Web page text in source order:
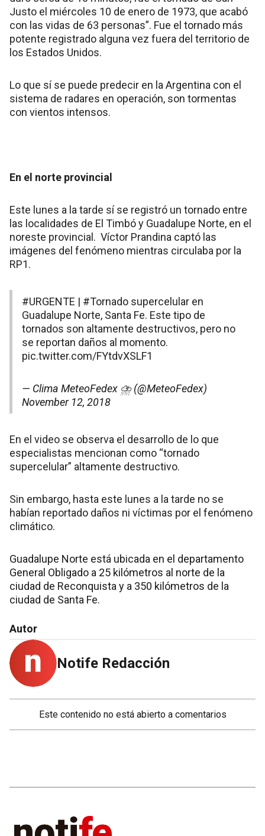
Justo el miércoles 10 de enero de 1973, que acabó
con las vidas de 63 personas”. Fue el tornado más
potente registrado alguna vez fuera del territorio de
los Estados Unidos.
Lo que sí se puede predecir en la Argentina con el
sistema de radares en operación, son tormentas
con vientos intensos.
En el norte provincial
Este lunes a la tarde sí se registró un tornado entre
las localidades de El Timbó y Guadalupe Norte, en el
noreste provincial. Víctor Prandina captó las
imágenes del fenómeno mientras circulaba por la
RP1.
#URGENTE | #Tornado supercelular en
Guadalupe Norte, Santa Fe. Este tipo de
tornados son altamente destructivos, pero no
se reportan daños al momento.
pic.twitter.com/FYtdvXSLF1
— Clima MeteoFedex ⛈ (@MeteoFedex)
November 12, 2018
En el video se observa el desarrollo de lo que
especialistas mencionan como “tornado
supercelular” altamente destructivo.
Sin embargo, hasta este lunes a la tarde no se
habían reportado daños ni víctimas por el fenómeno
climático.
Guadalupe Norte está ubicada en el departamento
General Obligado a 25 kilómetros al norte de la
ciudad de Reconquista y a 350 kilómetros de la
ciudad de Santa Fe.
Autor
Notife Redacción
Este contenido no está abierto a comentarios